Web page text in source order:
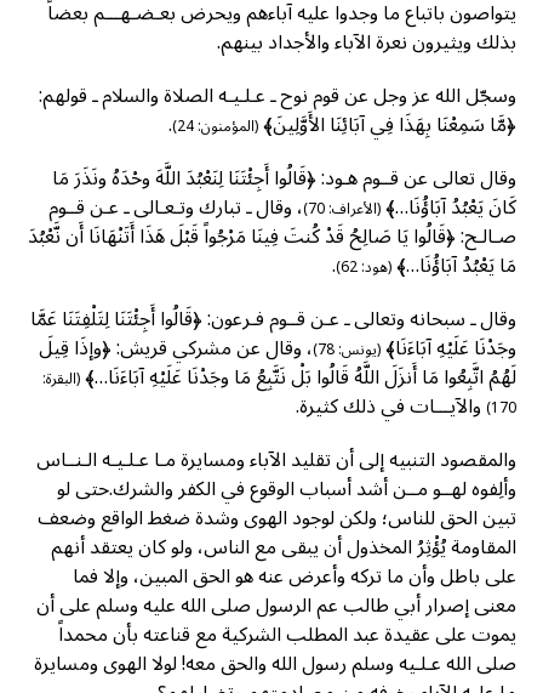
يتواصون باتباع ما وجدوا عليه آباءهم ويحرض بعـضـهـــم بعضاً
بذلك ويثيرون نعرة الآباء والأجداد بينهم.
وسجّل الله عز وجل عن قوم نوح ـ عـلـيـه الصلاة والسلام ـ قولهم:
﴿مَّا سَمِعْنَا بِهَذَا فِي آبَائِنَا الأَوَّلِينَ﴾(المؤمنون: 24)
.
وقال تعالى عن قــوم هـود: ﴿قَالُوا أَجِئْتَنَا لِنَعْبُدَ اللَّهَ وحْدَهُ ونَذَرَ مَا
كَانَ يَعْبُدُ آبَاؤُنَا…﴾(الأعراف: 70) ، وقال ـ تبارك وتـعـالى ـ عـن قــوم
صـالـح: ﴿قَالُوا يَا صَالِحُ قَدْ كُنتَ فِينَا مَرْجُواً قَبْلَ هَذَا أَتَنْهَانَا أَن نَّعْبُدَ
مَا يَعْبُدُ آبَاؤُنَا…﴾(هود: 62)
.
وقال ـ سبحانه وتعالى ـ عـن قــوم فـرعون: ﴿قَالُوا أَجِئْتَنَا لِتَلْفِتَنَا عَمَّا
وجَدْنَا عَلَيْهِ آبَاءَنَا﴾(يونس: 78) ، وقال عن مشركي قريش: ﴿وإذَا قِيلَ
لَهُمُ اتَّبِعُوا مَا أَنزَلَ اللَّهُ قَالُوا بَلْ نَتَّبِعُ مَا وجَدْنَا عَلَيْهِ آبَاءَنَا…﴾(البقرة:
170) والآيـــات في ذلك كثيرة.
والمقصود التنبيه إلى أن تقليد الآباء ومسايرة مـا عـلـيـه الـنــاس
وألِفوه لهــو مــن أشد أسباب الوقوع في الكفر والشرك.حتى لو
تبين الحق للناس؛ ولكن لوجود الهوى وشدة ضغط الواقع وضعف
المقاومة يُؤْثِرُ المخذول أن يبقى مع الناس، ولو كان يعتقد أنهم
على باطل وأن ما تركه وأعرض عنه هو الحق المبين، وإلا فما
معنى إصرار أبي طالب عم الرسول صلى الله عليه وسلم على أن
يموت على عقيدة عبد المطلب الشركية مع قناعته بأن محمداً
صلى الله عـلـيه وسلم رسول الله والحق معه! لولا الهوى ومسايرة